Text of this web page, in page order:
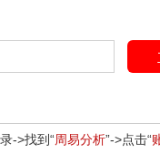
->找到“周易分析”->点击“